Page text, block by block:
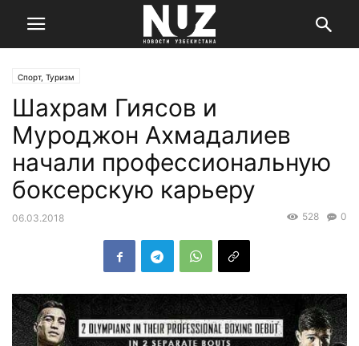
Спорт, Туризм
Шахрам Гиясов и
Муроджон Ахмадалиев
начали профессиональную
боксерскую карьеру
06.03.2018 0
528